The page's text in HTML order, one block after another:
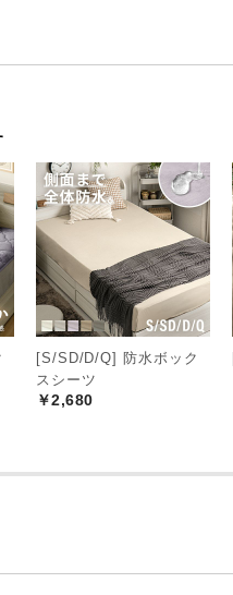
気性
[S/SD/D/Q] 防水ボック
スシーツ
￥2,680